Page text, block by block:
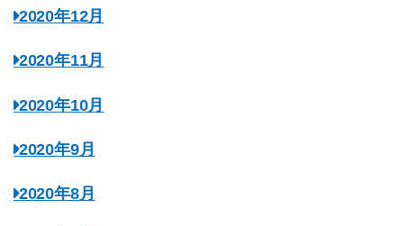
2020年12月
2020年11月
2020年10月
2020年9月
2020年8月